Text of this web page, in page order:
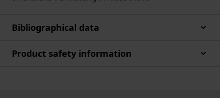
Bibliographical data
Product safety information